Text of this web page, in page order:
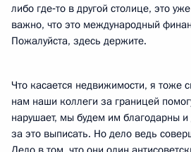
либо где‑то в другой столице, это
важно, что это международный
Пожалуйста, здесь держите.
Что касается недвижимости, я тоже
нам наши коллеги за границей
нарушает, мы будем им благодарны
за это выписать. Но дело ведь